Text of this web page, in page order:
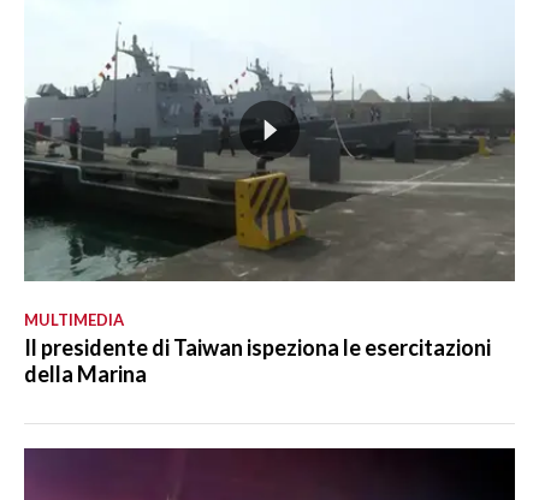
MULTIMEDIA
Il presidente di Taiwan ispeziona le esercitazioni
della Marina